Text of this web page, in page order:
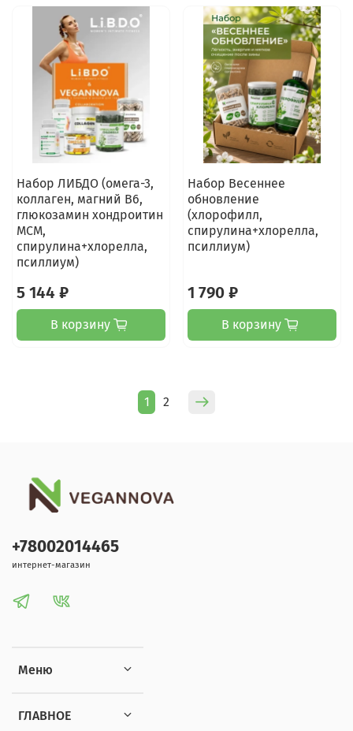
Набор ЛИБДО (омега-3,
коллаген, магний В6,
глюкозамин хондроитин
МСМ,
спирулина+хлорелла,
псиллиум)
5 144 ₽
В корзину
Набор Весеннее
обновление
(хлорофилл,
спирулина+хлорелла,
псиллиум)
1 790 ₽
В корзину
1 2
Меню
ГЛАВНОЕ
+78002014465
интернет-магазин